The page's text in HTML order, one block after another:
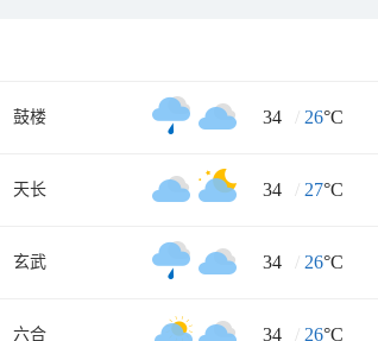
鼓楼 34 / 26°C
天长 34 / 27°C
玄武 34 / 26°C
六合 34 / 26°C